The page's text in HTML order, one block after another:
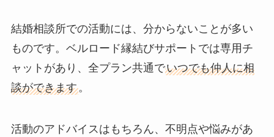
結婚相談所での活動には、分からないことが多い
ものです。ベルロード縁結びサポートでは専用チ
ャットがあり、全プラン共通でいつでも仲人に相
談ができます。
活動のアドバイスはもちろん、不明点や悩みがあ